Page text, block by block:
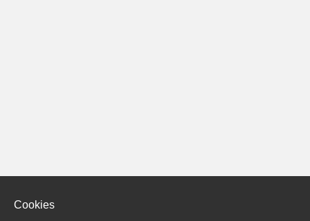
Cookies